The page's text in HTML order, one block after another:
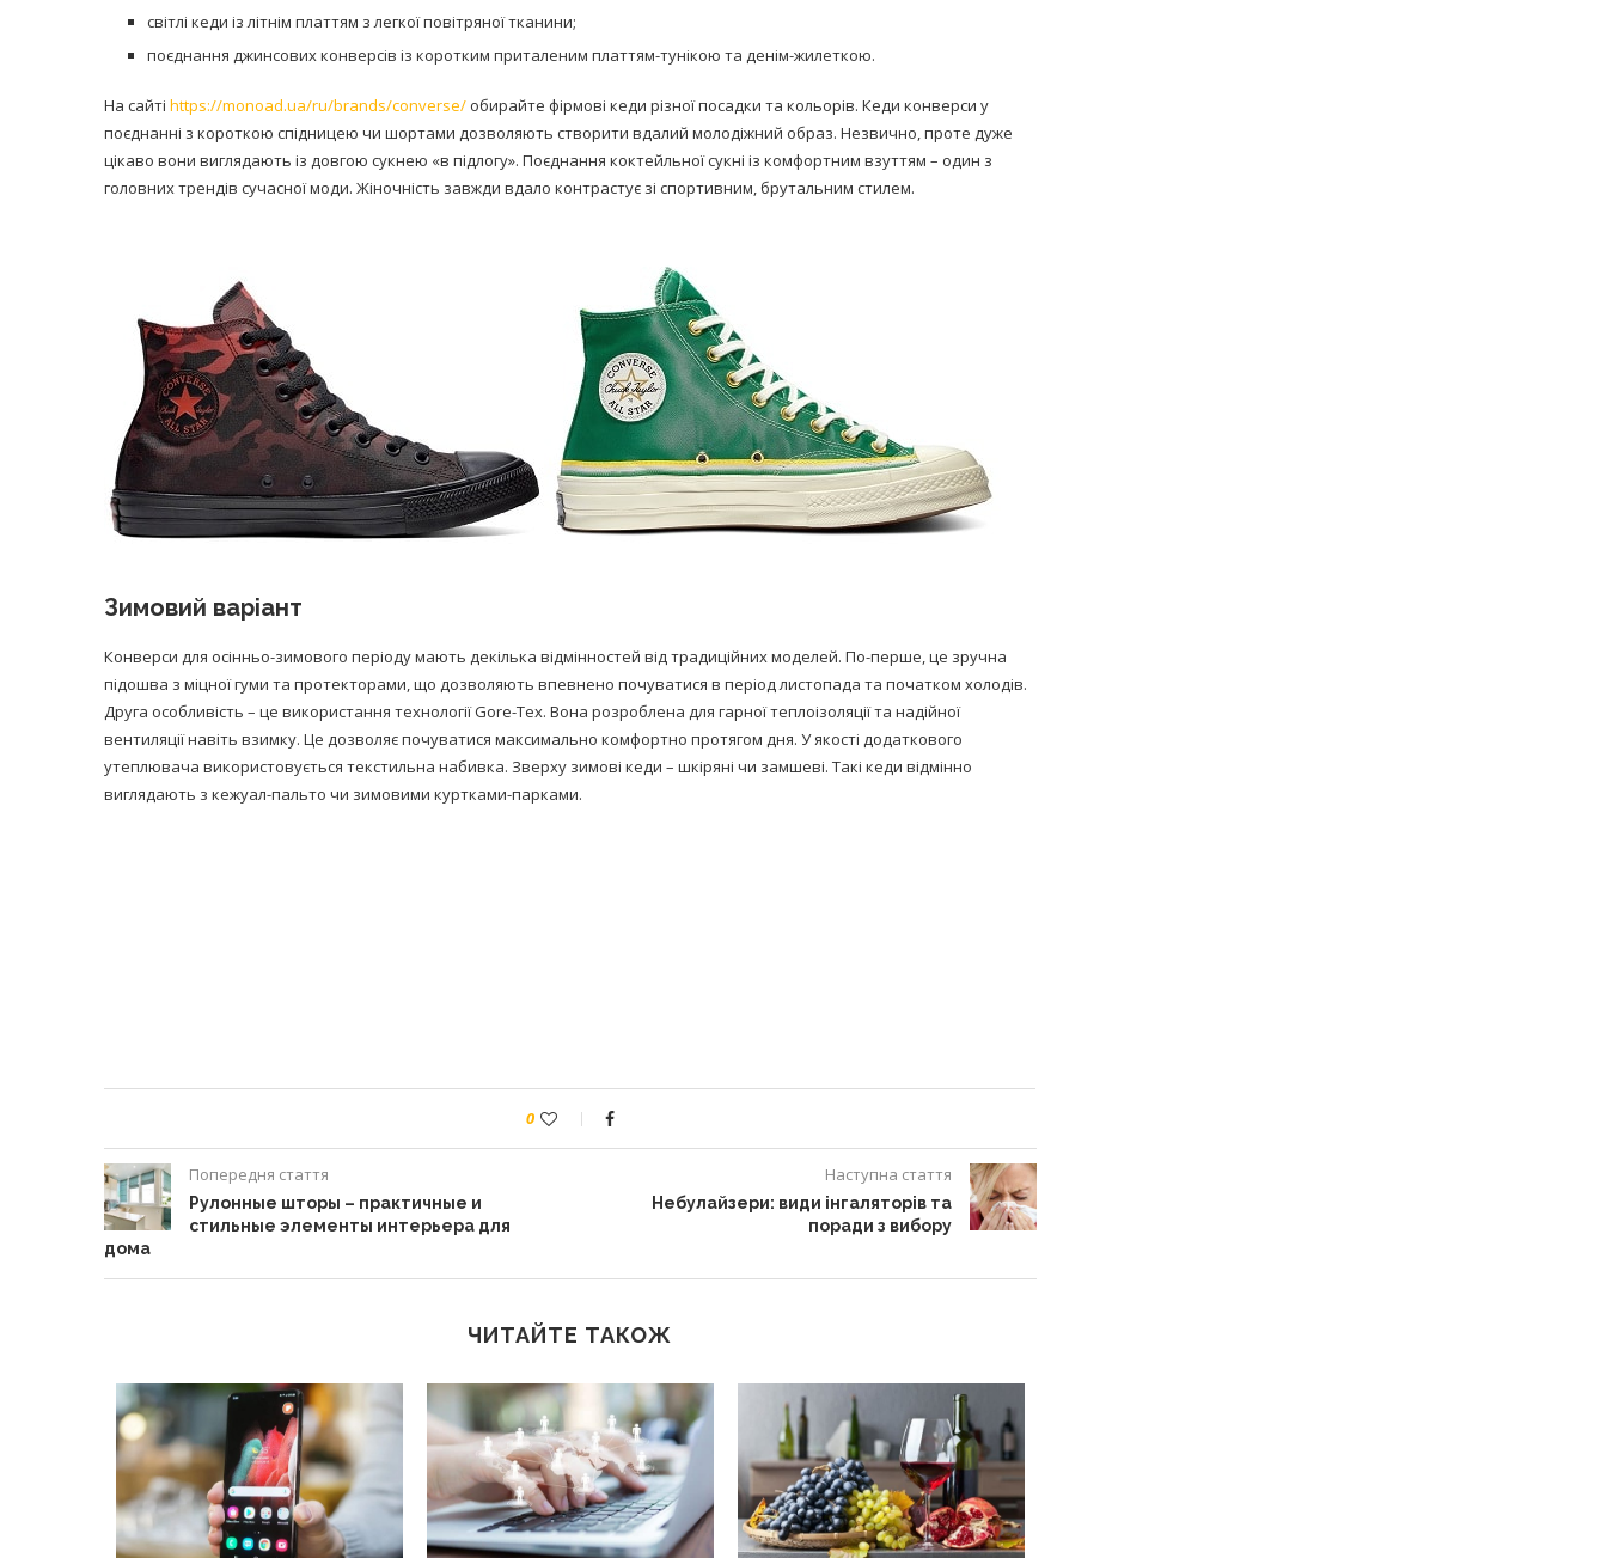
світлі кеди із літнім платтям з легкої повітряної тканини;
поєднання джинсових конверсів із коротким приталеним платтям-тунікою та денім-жилеткою.
На сайті https://monoad.ua/ru/brands/converse/ обирайте фірмові кеди різної посадки та кольорів. Кеди конверси у
поєднанні з короткою спідницею чи шортами дозволяють створити вдалий молодіжний образ. Незвично, проте дуже
цікаво вони виглядають із довгою сукнею «в підлогу». Поєднання коктейльної сукні із комфортним взуттям – один з
головних трендів сучасної моди. Жіночність завжди вдало контрастує зі спортивним, брутальним стилем.
Зимовий варіант
Конверси для осінньо-зимового періоду мають декілька відмінностей від традиційних моделей. По-перше, це зручна
підошва з міцної гуми та протекторами, що дозволяють впевнено почуватися в період листопада та початком холодів.
Друга особливість – це використання технології Gore-Tex. Вона розроблена для гарної теплоізоляції та надійної
вентиляції навіть взимку. Це дозволяє почуватися максимально комфортно протягом дня. У якості додаткового
утеплювача використовується текстильна набивка. Зверху зимові кеди – шкіряні чи замшеві. Такі кеди відмінно
виглядають з кежуал-пальто чи зимовими куртками-парками.
0
Попередня стаття
Рулонные шторы – практичные и
стильные элементы интерьера для
дома
Наступна стаття
Небулайзери: види інгаляторів та
поради з вибору
ЧИТАЙТЕ ТАКОЖ